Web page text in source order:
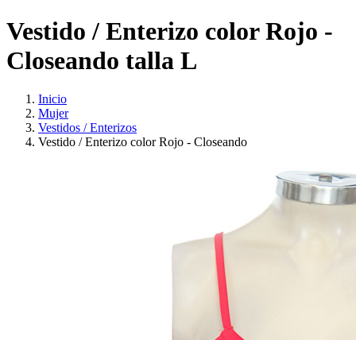
Vestido / Enterizo color Rojo -
Closeando talla L
Inicio
Mujer
Vestidos / Enterizos
Vestido / Enterizo color Rojo - Closeando